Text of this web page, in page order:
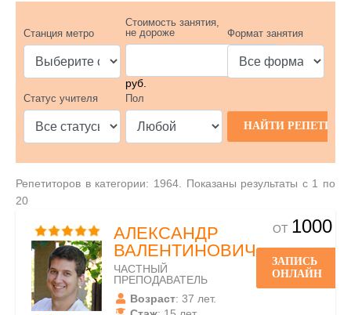
Станция метро
Стоимость занятия,
не дороже
руб.
Формат занятия
Статус учителя Пол
Репетиторов в категории: 1964. Показаны результаты с 1 по
20
АЛЕКСАНДР
ВАЛЕНТИНОВИЧ
ЧАСТНЫЙ
ПРЕПОДАВАТЕЛЬ
Возраст: 37 лет.
ОТ 1000
ЗАПИСЬ
ОНЛАЙН